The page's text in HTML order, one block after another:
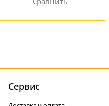
Cервис